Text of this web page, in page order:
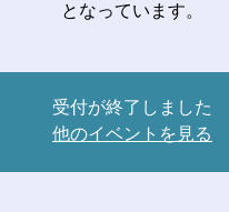
となっています。
受付が終了しました
他のイベントを見る